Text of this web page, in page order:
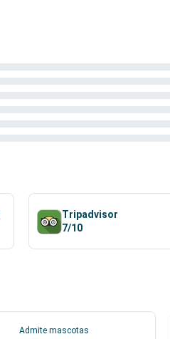
Tripadvisor
7/10
Admite mascotas